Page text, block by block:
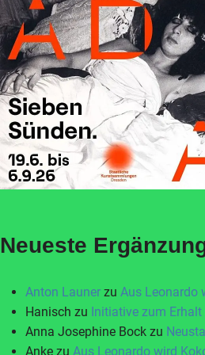
Neueste
Anton Launer zu Aus Leonardo
Hanisch zu Initiative zum
Anna Josephine Bock zu
Anke zu Aus Leonardo wird